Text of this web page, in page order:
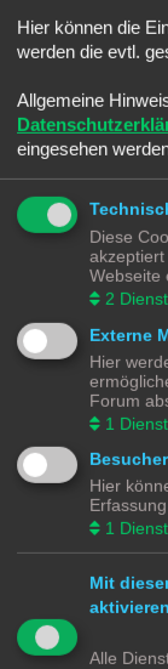
Ich habe mein Passwort
Angemeldet bleiben
Meinen Online-
REGISTRIEREN
Du musst in diesem
Registrierung ist in
weitere Funktionen
Benutzern auch
registrierst. Bitte
diesem Board bewegst.
Nutzungsbedingungen
Registrieren
Modellbahnforum
Hier können die
werden die evtl.
Allgemeine
eingesehen
Diese
Webseite
2
Externe
Hier
Forum
1 Dienst
Hier
1 Dienst
Mit
Alle